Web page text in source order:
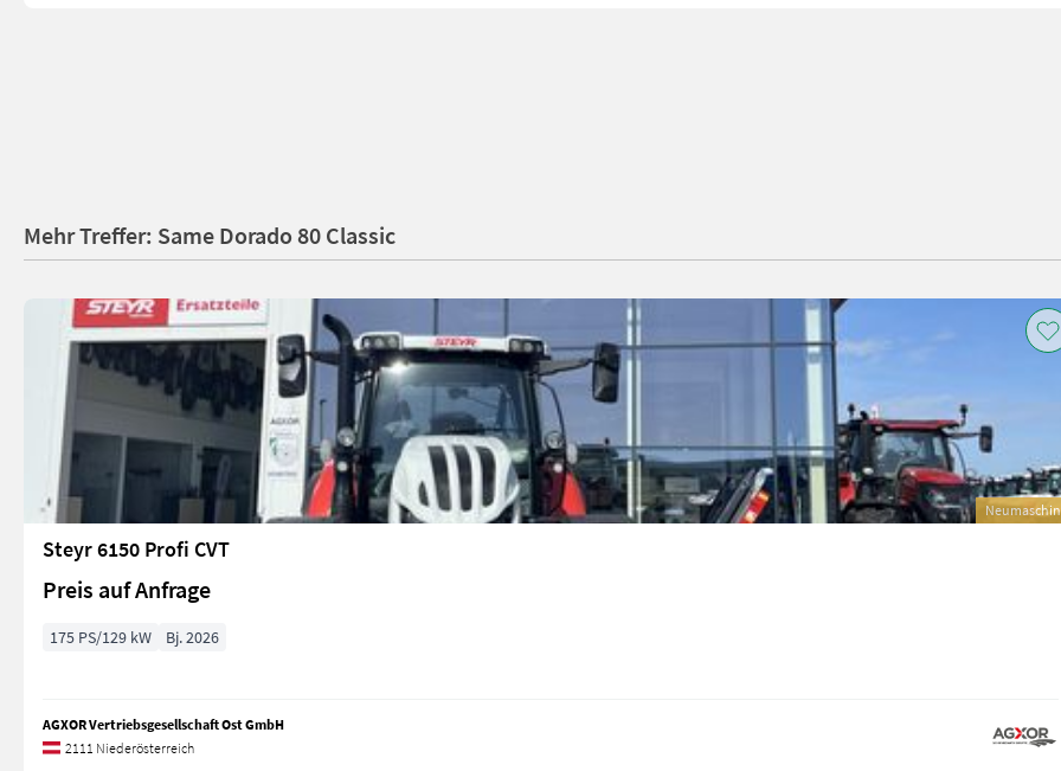
Mehr Treffer: Same Dorado 80 Classic
Steyr 6150 Profi CVT
Preis auf Anfrage
175 PS/129 kW Bj. 2026
AGXOR Vertriebsgesellschaft Ost GmbH
2111 Niederösterreich